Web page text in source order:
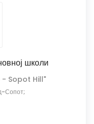
школи
- Sopot Hill"
Сопот;